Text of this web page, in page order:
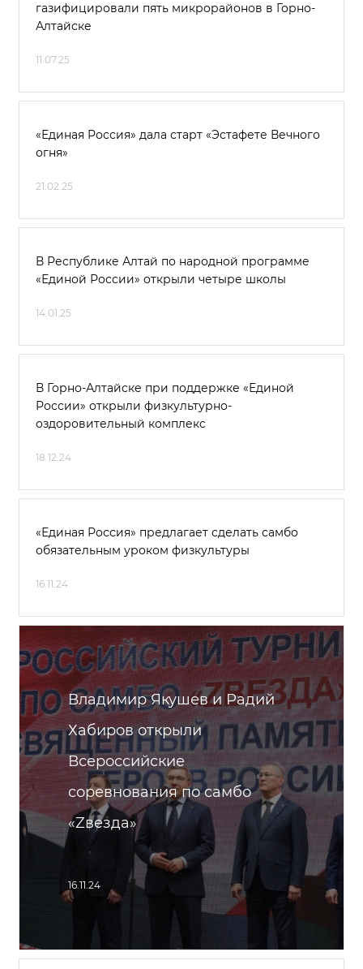
газифицировали пять микрорайонов в Горно-
Алтайске
11.07.25
«Единая Россия» дала старт «Эстафете Вечного
огня»
21.02.25
В Республике Алтай по народной программе
«Единой России» открыли четыре школы
14.01.25
В Горно-Алтайске при поддержке «Единой
России» открыли физкультурно-
оздоровительный комплекс
18.12.24
«Единая Россия» предлагает сделать самбо
обязательным уроком физкультуры
16.11.24
Владимир Якушев и Радий
Хабиров открыли
Всероссийские
соревнования по самбо
«Zвезда»
16.11.24